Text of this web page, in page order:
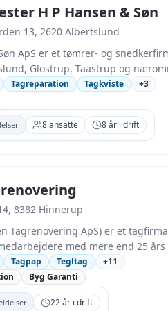
H P Hansen & Søn
13, 2620 Albertslund
Søn ApS er et tømrer- og
Glostrup, Taastrup og
et ApS med 7 medarbejdere,
de tekniske krav. Tagopgaverne
samt udskiftning eller
Søn ApS er medlem af Byg
Tagreparation Tagkviste +3
8ansatte 8år i drift
8382 Hinnerup
Tagrenovering ApS) er et
med mere end 25
for både private og
af opgaven. Firmaet lægger og renoverer en bred vifte af
tegl, beton, stål og tagpap, og
og tagvinduer. Søften
Tagpap Tegltag +11
Byg Garanti
22år i drift